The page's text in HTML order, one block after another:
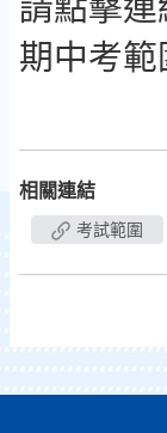
請點擊
期中考範
相關連結
考試範圍